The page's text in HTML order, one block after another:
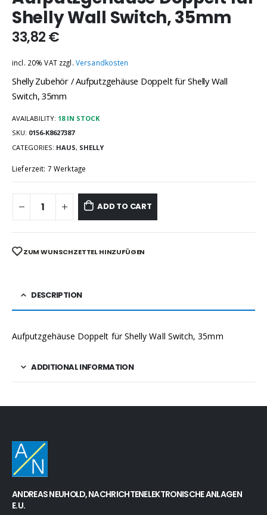
Shelly Wall Switch, 35mm
33,82€
incl. 20% VAT zzgl. Versandkosten
Shelly Zubehör / Aufputzgehäuse Doppelt für Shelly Wall
Switch, 35mm
AVAILABILITY: 18 IN STOCK
SKU: 0156-K8627387
CATEGORIES: HAUS, SHELLY
Lieferzeit: 7 Werktage
ADD TO CART
ZUM WUNSCHZETTEL HINZUFÜGEN
DESCRIPTION
Aufputzgehäuse Doppelt für Shelly Wall Switch, 35mm
ADDITIONAL INFORMATION
ANDREAS NEUHOLD, NACHRICHTENELEKTRONISCHE ANLAGEN
E.U.